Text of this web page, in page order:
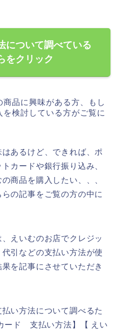
について調べている
をクリック
品に興味がある方、もし
を検討している方がご覧に
あるけど、できれば、ポ
カードや銀行振り込み、
商品を購入したい、、、
の記事をご覧の方の中に
えいむのお店でクレジッ
引などの支払い方法が使
を記事にさせていただき
い方法について調べるた
ード 支払い方法】【 えい